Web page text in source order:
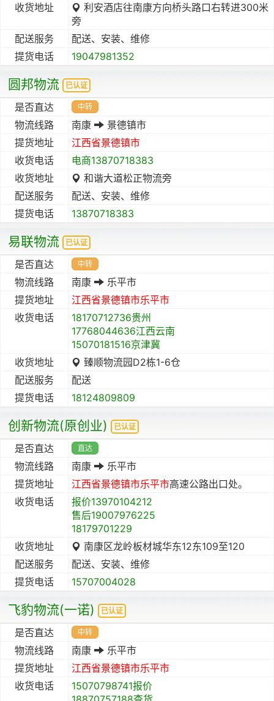
收货地址
利安酒店往南康方向桥头路口右转进300米
旁
配送服务
配送、安装、维修
提货电话
19047981352
圆邦物流 已认证
是否直达 中转
物流线路 南康
景德镇市
提货地址
江西省景德镇市
收货电话
电商13870718383
收货地址
和谐大道松正物流旁
配送服务
配送、安装、维修
提货电话
13870718383
易联物流 已认证
是否直达 中转
物流线路 南康
乐平市
提货地址
江西省景德镇市乐平市
收货电话
18170712736贵州
17768044636江西云南
15070181516京津冀
收货地址
臻顺物流园D2栋1-6仓
配送服务
配送
提货电话
18124809809
创新物流(原创业) 已认证
是否直达 直达
物流线路 南康
乐平市
提货地址
江西省景德镇市乐平市高速公路出口处。
收货电话
报价13970104212
售后19007976225
18179701229
收货地址
南康区龙岭板材城华东12东109至120
配送服务
配送、安装、维修
提货电话
15707004028
飞豹物流(一诺) 已认证
是否直达 中转
物流线路 南康
乐平市
提货地址
江西省景德镇市乐平市
收货电话
15070798741报价